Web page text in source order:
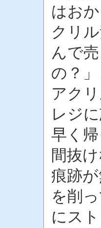
はお
クリ
んで
の？
アク
レジ
早く
間抜
痕跡
を削
にス